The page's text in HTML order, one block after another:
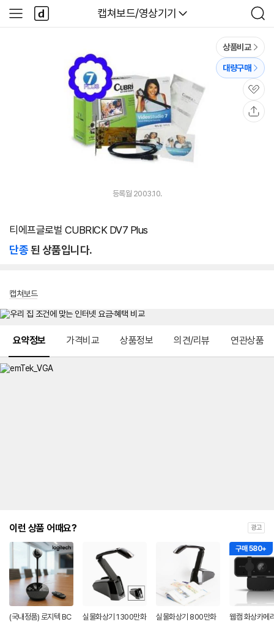
다나와
캡쳐보드/영상기기
검
색
사
이
다
나
와
상품비교
대량구매
관
심
등록월 2003.10.
티에프글로벌 CUBRICK DV7 Plus
단종된 상품입니다.
캡쳐보드
요약정보 가격비교 상품정보 의견/리뷰 연관상품
이런 상품 어때요? 광고
(국내정품) 로지텍 BC
실물화상기 1300만화
실물화상기 800만화
구매 580+
웹캠 화상카메